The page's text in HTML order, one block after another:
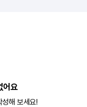
어요
해 보세요!